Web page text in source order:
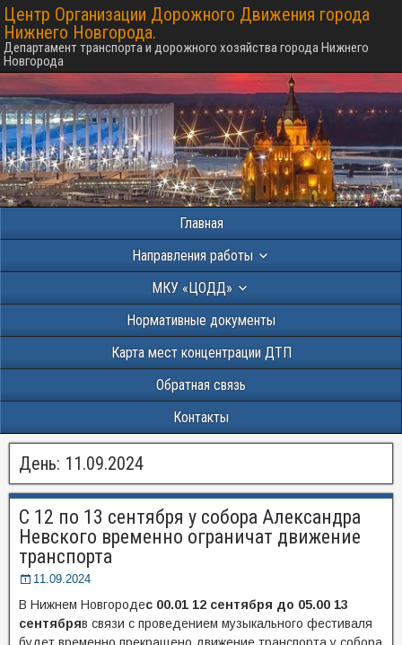
Центр Организации Дорожного Движения города
Нижнего Новгорода.
Департамент транспорта и дорожного хозяйства города Нижнего
Новгорода
Главная
Направления работы
МКУ «ЦОДД»
Нормативные документы
Карта мест концентрации ДТП
Обратная связь
Контакты
День: 11.09.2024
С 12 по 13 сентября у собора Александра
Невского временно ограничат движение
транспорта
11.09.2024
В Нижнем Новгородес 00.01 12 сентября до 05.00 13
сентябряв связи с проведением музыкального фестиваля